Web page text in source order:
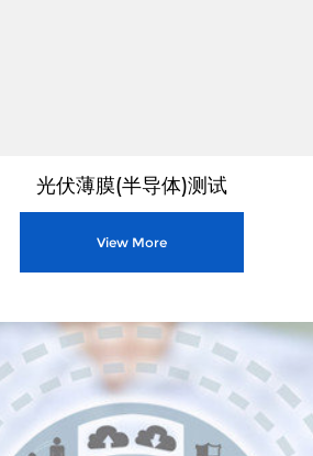
光伏薄膜(半导体)测试
View More